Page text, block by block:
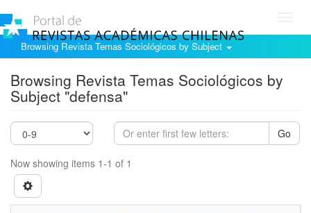
Browsing Revista Temas Sociológicos by Subject
Browsing Revista Temas Sociológicos by
Subject "defensa"
Go
Now showing items 1-1 of 1